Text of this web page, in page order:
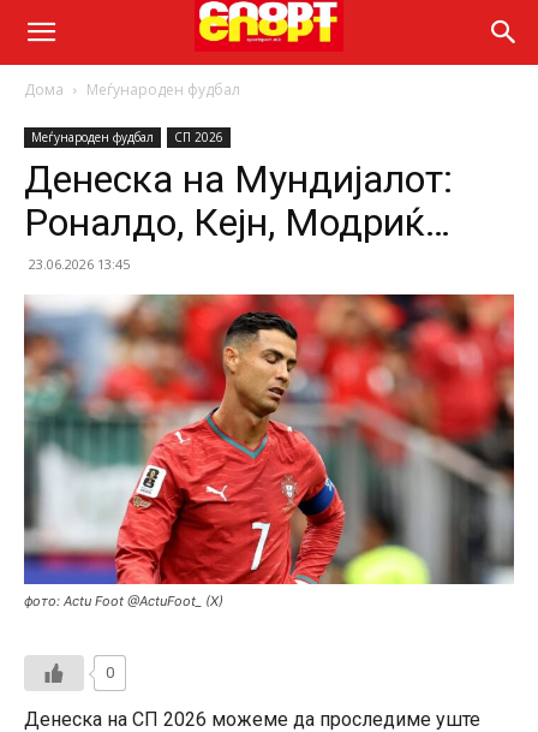
Дома Меѓународен фудбал
Меѓународен фудбал СП 2026
Денеска на Мундијалот:
Роналдо, Кејн, Модриќ…
23.06.2026 13:45
фото: Actu Foot @ActuFoot_ (X)
0
Денеска на СП 2026 можеме да проследиме уште